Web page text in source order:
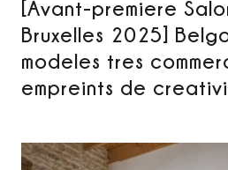
[Avant-premiere
Bruxelles 2025]
modeles tres
empreints de